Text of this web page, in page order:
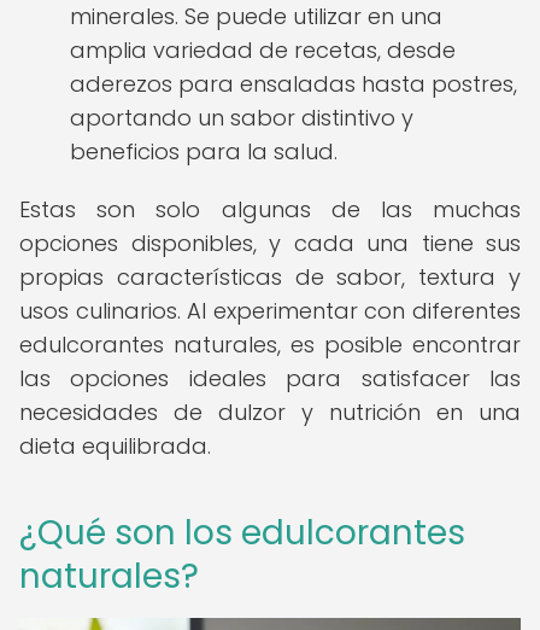
minerales. Se puede utilizar en una
amplia variedad de recetas, desde
aderezos para ensaladas hasta postres,
aportando un sabor distintivo y
beneficios para la salud.
Estas son solo algunas de las muchas
opciones disponibles, y cada una tiene sus
propias características de sabor, textura y
usos culinarios. Al experimentar con diferentes
edulcorantes naturales, es posible encontrar
las opciones ideales para satisfacer las
necesidades de dulzor y nutrición en una
dieta equilibrada.
¿Qué son los edulcorantes
naturales?